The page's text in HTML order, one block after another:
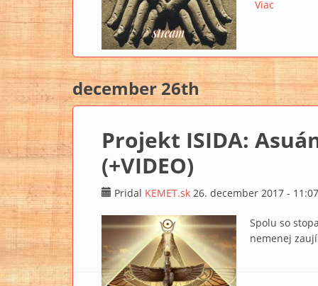
Viac
december 26th
Projekt ISIDA:
(+VIDEO)
Pridal KEMET.sk 26. december 2017 - 11:07
Spolu so
nemenej